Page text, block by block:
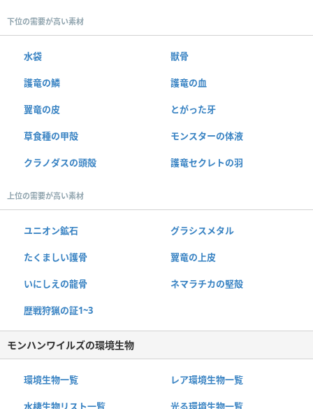
下位の需要が高い素材
水袋 獣骨
護竜の鱗 護竜の血
翼竜の皮 とがった牙
草食種の甲殻 モンスターの体液
クラノダスの頭殻 護竜セクレトの羽
上位の需要が高い素材
ユニオン鉱石 グラシスメタル
たくましい護骨 翼竜の上皮
いにしえの龍骨 ネマラチカの堅殻
歴戦狩猟の証1~3
モンハンワイルズの環境生物
環境生物一覧 レア環境生物一覧
水棲生物リスト一覧 光る環境生物一覧